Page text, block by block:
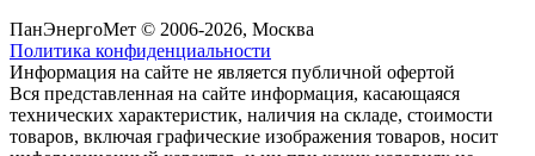
ПанЭнергоМет © 2006-2026, Москва
Политика конфиденциальности
Информация на сайте не является публичной офертой
Вся представленная на сайте информация, касающаяся
технических характеристик, наличия на складе, стоимости
товаров, включая графические изображения товаров, носит